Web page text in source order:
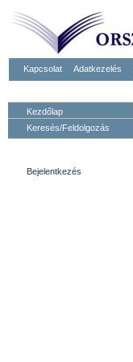
Kapcsolat Adatkezelés
Kezdőlap
Keresés/Feldolgozás
Bejelentkezés